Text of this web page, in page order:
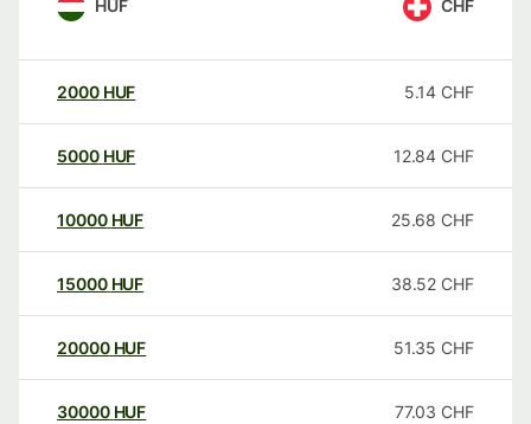
HUF CHF
2000 HUF 5.14 CHF
5000 HUF 12.84 CHF
10000 HUF 25.68 CHF
15000 HUF 38.52 CHF
20000 HUF 51.35 CHF
30000 HUF 77.03 CHF